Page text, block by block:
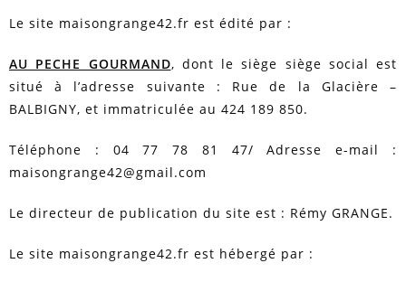
Le site maisongrange42.fr est édité par :
AU PECHE GOURMAND, dont le siège siège social est
situé à l’adresse suivante : Rue de la Glacière –
BALBIGNY, et immatriculée au 424 189 850.
Téléphone : 04 77 78 81 47/ Adresse e-mail :
maisongrange42@gmail.com
Le directeur de publication du site est : Rémy GRANGE.
Le site maisongrange42.fr est hébergé par :